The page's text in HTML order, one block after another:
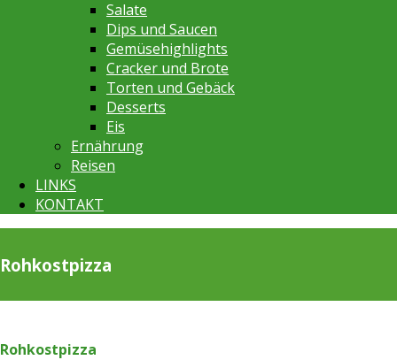
Salate
Dips und Saucen
Gemüsehighlights
Cracker und Brote
Torten und Gebäck
Desserts
Eis
Ernährung
Reisen
LINKS
KONTAKT
Rohkostpizza
Rohkostpizza